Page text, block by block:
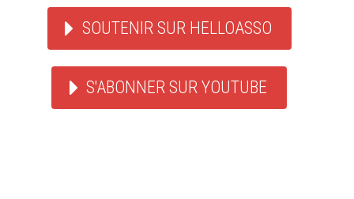
SOUTENIR SUR HELLOASSO
S'ABONNER SUR YOUTUBE